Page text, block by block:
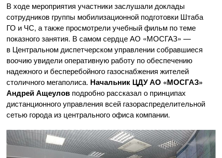
В ходе мероприятия участники заслушали доклады
сотрудников группы мобилизационной подготовки Штаба
ГО и ЧС, а также просмотрели учебный фильм по теме
показного занятия. В самом сердцеАО «МОСГАЗ» —
в Центральном диспетчерском управлении собравшиеся
воочию увидели оперативную работу по обеспечению
надежного и бесперебойного газоснабжения жителей
столичного мегаполиса. Начальник ЦДУАО «МОСГАЗ»
Андрей Ащеулов подробно рассказал о принципах
дистанционного управления всей газораспределительной
сетью города из центрального офиса компании.